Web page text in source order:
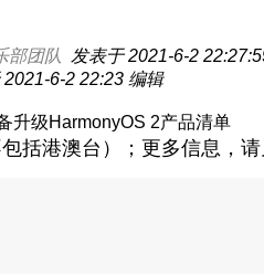
部团队 发表于 2021-6-2
6-2 22:23 编辑
括港澳台）；更多信息，请